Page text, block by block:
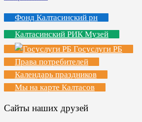
Фонд Калтасинский рн
Калтасинский РИК Музей
Госуслуги РБ
Права потребителей
Календарь праздников
Мы на карте Калтасов
Сайты наших друзей